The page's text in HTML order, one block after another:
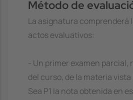
Método de
La asignatura comprenderá
actos evaluativos:
- Un primer examen
del curso, de la materia
Sea P1 la nota obtenida en